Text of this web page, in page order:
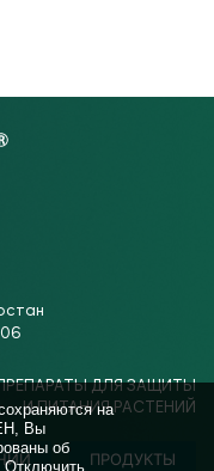
на
Вы
об
Отключить
ДЛЯ ЗАЩИТЫ
И ПИТАНИЯ РАСТЕНИЙ
ПРОДУКТЫ